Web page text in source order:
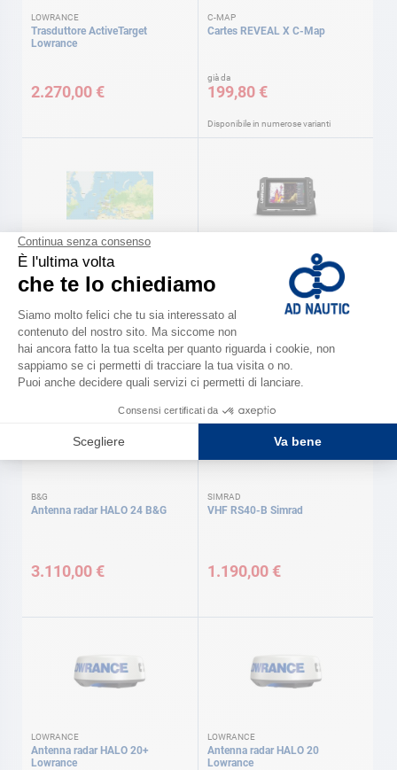
LOWRANCE
Trasduttore ActiveTarget
Lowrance
2.270,00 €
C-MAP
Cartes REVEAL X C-Map
già da
199,80 €
Disponibile in numerose varianti
C-MAP
Carte DISCOVER C-Map
già da
99,60 €
Disponibile in numerose varianti
ELITE FS Lowrance
già da
1.160,00 €
Disponibile in numerose varianti
B&G
Antenna radar HALO 24 B&G
3.110,00 €
SIMRAD
VHF RS40-B Simrad
1.190,00 €
LOWRANCE
Antenna radar HALO 20+
Lowrance
LOWRANCE
Antenna radar HALO 20
Lowrance